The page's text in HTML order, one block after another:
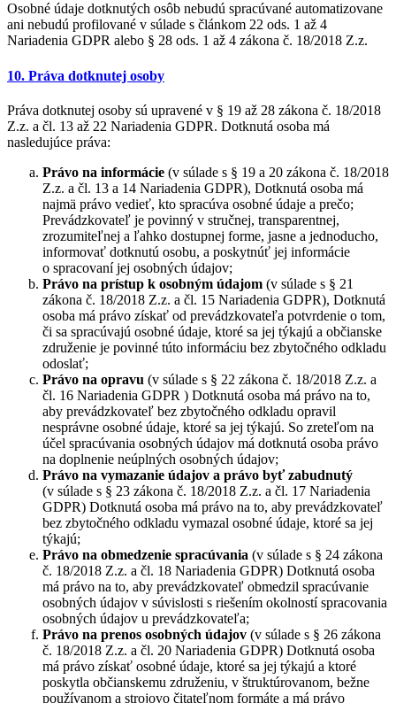
Osobné údaje dotknutých osôb nebudú spracúvané automatizovane
ani nebudú profilované v súlade s článkom 22 ods. 1 až 4
Nariadenia GDPR alebo § 28 ods. 1 až 4 zákona č. 18/2018 Z.z.
10. Práva dotknutej osoby
Práva dotknutej osoby sú upravené v § 19 až 28 zákona č. 18/2018
Z.z. a čl. 13 až 22 Nariadenia GDPR. Dotknutá osoba má
nasledujúce práva:
Právo na informácie (v súlade s § 19 a 20 zákona č. 18/2018
Z.z. a čl. 13 a 14 Nariadenia GDPR), Dotknutá osoba má
najmä právo vedieť, kto spracúva osobné údaje a prečo;
Prevádzkovateľ je povinný v stručnej, transparentnej,
zrozumiteľnej a ľahko dostupnej forme, jasne a jednoducho,
informovať dotknutú osobu, a poskytnúť jej informácie
o spracovaní jej osobných údajov;
Právo na prístup k osobným údajom (v súlade s § 21
zákona č. 18/2018 Z.z. a čl. 15 Nariadenia GDPR), Dotknutá
osoba má právo získať od prevádzkovateľa potvrdenie o tom,
či sa spracúvajú osobné údaje, ktoré sa jej týkajú a občianske
združenie je povinné túto informáciu bez zbytočného odkladu
odoslať;
Právo na opravu (v súlade s § 22 zákona č. 18/2018 Z.z. a
čl. 16 Nariadenia GDPR ) Dotknutá osoba má právo na to,
aby prevádzkovateľ bez zbytočného odkladu opravil
nesprávne osobné údaje, ktoré sa jej týkajú. So zreteľom na
účel spracúvania osobných údajov má dotknutá osoba právo
na doplnenie neúplných osobných údajov;
Právo na vymazanie údajov a právo byť zabudnutý
(v súlade s § 23 zákona č. 18/2018 Z.z. a čl. 17 Nariadenia
GDPR) Dotknutá osoba má právo na to, aby prevádzkovateľ
bez zbytočného odkladu vymazal osobné údaje, ktoré sa jej
týkajú;
Právo na obmedzenie spracúvania (v súlade s § 24 zákona
č. 18/2018 Z.z. a čl. 18 Nariadenia GDPR) Dotknutá osoba
má právo na to, aby prevádzkovateľ obmedzil spracúvanie
osobných údajov v súvislosti s riešením okolností spracovania
osobných údajov u prevádzkovateľa;
Právo na prenos osobných údajov (v súlade s § 26 zákona
č. 18/2018 Z.z. a čl. 20 Nariadenia GDPR) Dotknutá osoba
má právo získať osobné údaje, ktoré sa jej týkajú a ktoré
poskytla občianskemu združeniu, v štruktúrovanom, bežne
používanom a strojovo čitateľnom formáte a má právo